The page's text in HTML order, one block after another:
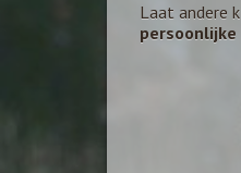
Laat andere
persoonlijke